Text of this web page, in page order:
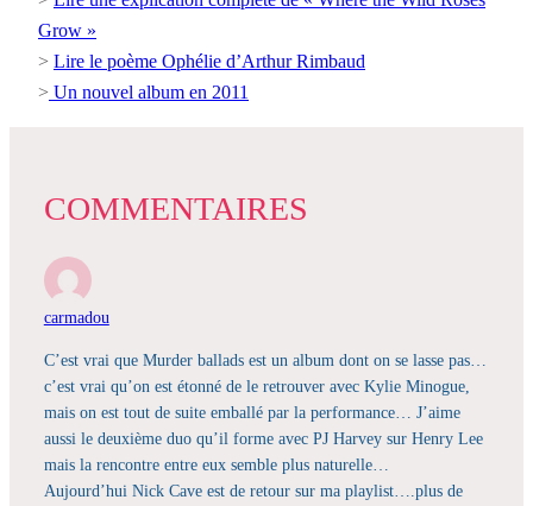
Grow »
> Lire le poème Ophélie d’Arthur Rimbaud
> Un nouvel album en 2011
COMMENTAIRES
carmadou
C’est vrai que Murder ballads est un album dont on se lasse pas…
c’est vrai qu’on est étonné de le retrouver avec Kylie Minogue,
mais on est tout de suite emballé par la performance… J’aime
aussi le deuxième duo qu’il forme avec PJ Harvey sur Henry Lee
mais la rencontre entre eux semble plus naturelle…
Aujourd’hui Nick Cave est de retour sur ma playlist….plus de